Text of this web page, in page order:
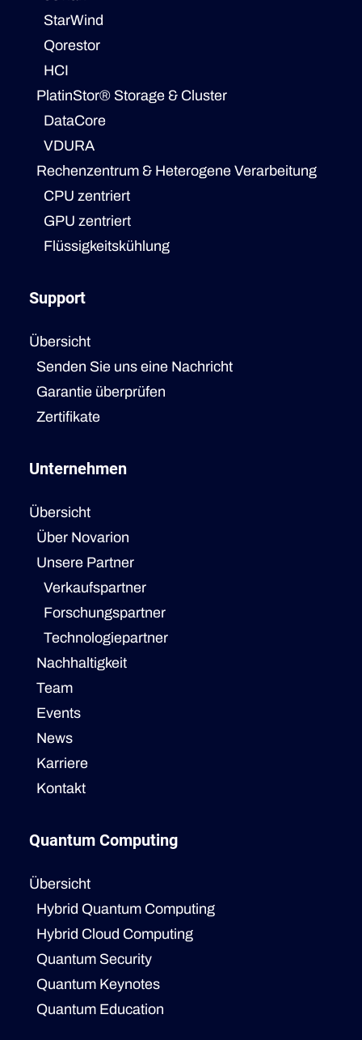
StarWind
Qorestor
HCI
PlatinStor® Storage & Cluster
DataCore
VDURA
Rechenzentrum & Heterogene Verarbeitung
CPU zentriert
GPU zentriert
Flüssigkeitskühlung
Support
Übersicht
Senden Sie uns eine Nachricht
Garantie überprüfen
Zertifikate
Unternehmen
Übersicht
Über Novarion
Unsere Partner
Verkaufspartner
Forschungspartner
Technologiepartner
Nachhaltigkeit
Team
Events
News
Karriere
Kontakt
Quantum Computing
Übersicht
Hybrid Quantum Computing
Hybrid Cloud Computing
Quantum Security
Quantum Keynotes
Quantum Education